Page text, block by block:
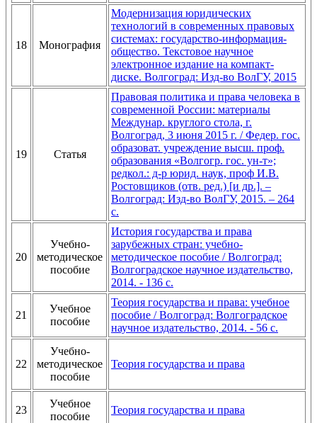
18 Монография
Модернизация юридических
технологий в современных правовых
системах: государство-информация-
общество. Текстовое научное
электронное издание на компакт-
диске. Волгоград: Изд-во ВолГУ, 2015
19 Статья
Правовая политика и права человека в
современной России: материалы
Междунар. круглого стола, г.
Волгоград, 3 июня 2015 г. / Федер. гос.
образоват. учреждение высш. проф.
образования «Волгогр. гос. ун-т»;
редкол.: д-р юрид. наук, проф И.В.
Ростовщиков (отв. ред.) [и др.]. –
Волгоград: Изд-во ВолГУ, 2015. – 264
с.
20
Учебно-
методическое
пособие
История государства и права
зарубежных стран: учебно-
методическое пособие / Волгоград:
Волгоградское научное издательство,
2014. - 136 с.
21
Учебное
пособие
Теория государства и права: учебное
пособие / Волгоград: Волгоградское
научное издательство, 2014. - 56 с.
22
Учебно-
методическое
пособие
Теория государства и права
23
Учебное
пособие
Теория государства и права